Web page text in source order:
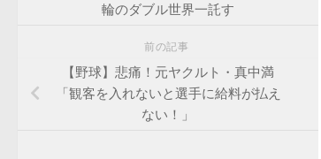
輪のダブル世界一託す
前の記事
【野球】悲痛！元ヤクルト・真中満
「観客を入れないと選手に給料が払え
ない！」